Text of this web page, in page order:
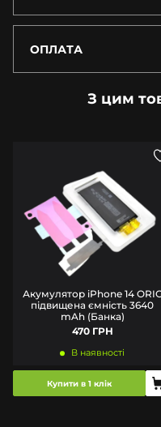
ОПЛАТА
З цим
Акумулятор iPhone 14
підвищена ємність 3640
mAh (Банка)
470 ГРН
В наявності
Купити в 1 клік